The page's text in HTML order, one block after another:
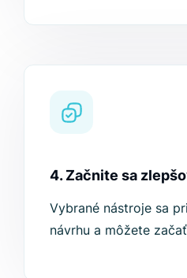
4. Začnite sa
Vybrané nástroje sa
návrhu a môžete